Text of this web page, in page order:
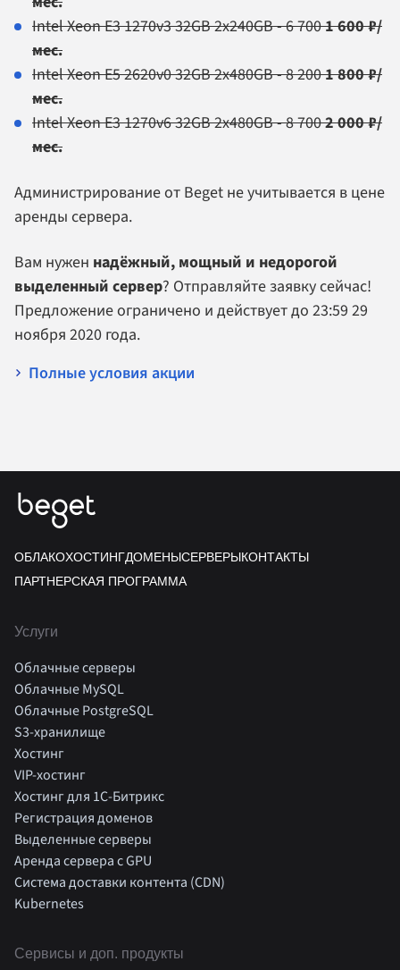
Intel Xeon Е3 1270v3 32GB 2х240GB - 6 7001 600 ₽/
мес.
Intel Xeon E5 2620v0 32GB 2х480GB - 8 2001 800 ₽/
мес.
Intel Xeon Е3 1270v6 32GB 2х480GB - 8 7002 000 ₽/
мес.
Администрирование от Beget не учитывается в цене
аренды сервера.
Вам нужен надёжный, мощный и недорогой
выделенный сервер? Отправляйте заявку сейчас!
Предложение ограничено и действует до 23:59 29
ноября 2020 года.
Полные условия акции
ОБЛАКОХОСТИНГДОМЕНЫСЕРВЕРЫКОНТАКТЫ
ПАРТНЕРСКАЯ ПРОГРАММА
Услуги
Облачные серверы
Облачные MySQL
Облачные PostgreSQL
S3-хранилище
Хостинг
VIP-хостинг
Хостинг для 1C-Битрикс
Регистрация доменов
Выделенные серверы
Аренда сервера с GPU
Система доставки контента (CDN)
Kubernetes
Cервисы и доп. продукты